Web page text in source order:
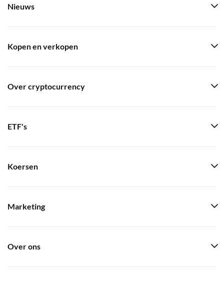
Nieuws
Kopen en verkopen
Over cryptocurrency
ETF's
Koersen
Marketing
Over ons